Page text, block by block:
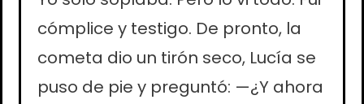
cómplice y testigo. De pronto, la
cometa dio un tirón seco, Lucía se
puso de pie y preguntó: —¿Y ahora